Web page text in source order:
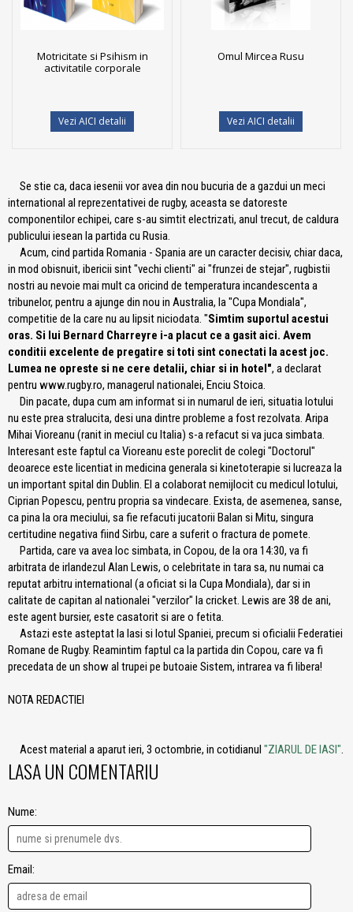
Motricitate si Psihism in
activitatile corporale
Vezi AICI detalii
Omul Mircea Rusu
Vezi AICI detalii
Se stie ca, daca iesenii vor avea din nou bucuria de a gazdui un meci
international al reprezentativei de rugby, aceasta se datoreste
componentilor echipei, care s-au simtit electrizati, anul trecut, de caldura
publicului iesean la partida cu Rusia.
Acum, cind partida Romania - Spania are un caracter decisiv, chiar daca,
in mod obisnuit, ibericii sint "vechi clienti" ai "frunzei de stejar", rugbistii
nostri au nevoie mai mult ca oricind de temperatura incandescenta a
tribunelor, pentru a ajunge din nou in Australia, la "Cupa Mondiala",
competitie de la care nu au lipsit niciodata. "Simtim suportul acestui
oras. Si lui Bernard Charreyre i-a placut ce a gasit aici. Avem
conditii excelente de pregatire si toti sint conectati la acest joc.
Lumea ne opreste si ne cere detalii, chiar si in hotel", a declarat
pentru www.rugby.ro, managerul nationalei, Enciu Stoica.
Din pacate, dupa cum am informat si in numarul de ieri, situatia lotului
nu este prea stralucita, desi una dintre probleme a fost rezolvata. Aripa
Mihai Vioreanu (ranit in meciul cu Italia) s-a refacut si va juca simbata.
Interesant este faptul ca Vioreanu este poreclit de colegi "Doctorul"
deoarece este licentiat in medicina generala si kinetoterapie si lucreaza la
un important spital din Dublin. El a colaborat nemijlocit cu medicul lotului,
Ciprian Popescu, pentru propria sa vindecare. Exista, de asemenea, sanse,
ca pina la ora meciului, sa fie refacuti jucatorii Balan si Mitu, singura
certitudine negativa fiind Sirbu, care a suferit o fractura de pomete.
Partida, care va avea loc simbata, in Copou, de la ora 14:30, va fi
arbitrata de irlandezul Alan Lewis, o celebritate in tara sa, nu numai ca
reputat arbitru international (a oficiat si la Cupa Mondiala), dar si in
calitate de capitan al nationalei "verzilor" la cricket. Lewis are 38 de ani,
este agent bursier, este casatorit si are o fetita.
Astazi este asteptat la Iasi si lotul Spaniei, precum si oficialii Federatiei
Romane de Rugby. Reamintim faptul ca la partida din Copou, care va fi
precedata de un show al trupei pe butoaie Sistem, intrarea va fi libera!
NOTA REDACTIEI
Acest material a aparut ieri, 3 octombrie, in cotidianul "ZIARUL DE IASI".
LASA UN COMENTARIU
Nume:
Email: